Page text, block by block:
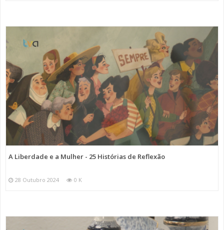
A Liberdade e a Mulher - 25 Histórias de Reflexão
28 Outubro 2024 0 K